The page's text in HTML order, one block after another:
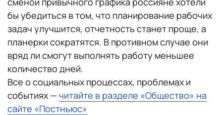
бы убедиться в том, что планирование рабочих
задач улучшится, отчетность станет проще, а
планерки сократятся. В противном случае они
вряд ли смогут выполнять работу меньшее
количество дней.
Все о социальных процессах, проблемах и
событиях — читайте в разделе «Общество» на
сайте «Постньюс»